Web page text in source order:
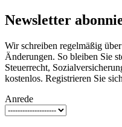
Newsletter
Wir schreiben regelmäßig
Änderungen. So bleiben Sie
Steuerrecht,
kostenlos. Registrieren Sie
Anrede